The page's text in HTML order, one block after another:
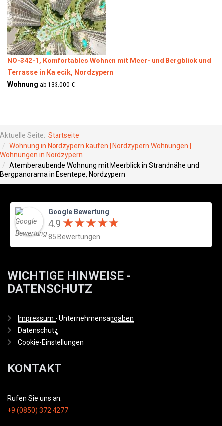
NO-342-1, Komfortables Wohnen mit Meer- und Bergblick und
Terrasse in Kalecik, Nordzypern
Wohnung ab 133.000 €
Aktuelle Seite: Startseite
Wohnung in Nordzypern kaufen | Nordzypern Wohnungen |
Wohnungen in Nordzypern
Atemberaubende Wohnung mit Meerblick in Strandnähe und
Bergpanorama in Esentepe, Nordzypern
Google Bewertung
4.9 ★★★★★
★★★★★
85 Bewertungen
WICHTIGE HINWEISE -
DATENSCHUTZ
Impressum - Unternehmensangaben
Datenschutz
Cookie-Einstellungen
KONTAKT
Rufen Sie uns an:
+9 (0850) 372 4277